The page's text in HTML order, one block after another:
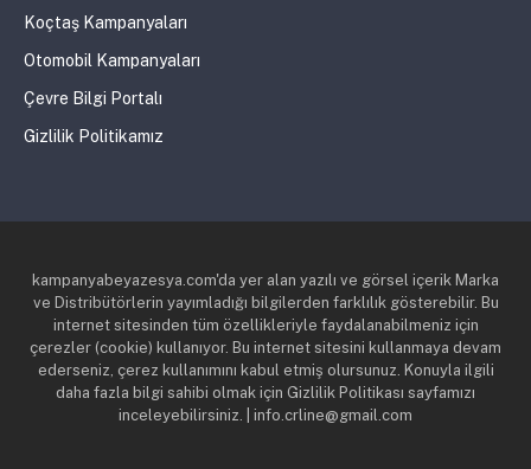
Koçtaş Kampanyaları
Otomobil Kampanyaları
Çevre Bilgi Portalı
Gizlilik Politikamız
kampanyabeyazesya.com'da yer alan yazılı ve görsel içerik Marka
ve Distribütörlerin yayımladığı bilgilerden farklılık gösterebilir. Bu
internet sitesinden tüm özellikleriyle faydalanabilmeniz için
çerezler (cookie) kullanıyor. Bu internet sitesini kullanmaya devam
ederseniz, çerez kullanımını kabul etmiş olursunuz. Konuyla ilgili
daha fazla bilgi sahibi olmak için Gizlilik Politikası sayfamızı
inceleyebilirsiniz. | info.crline@gmail.com